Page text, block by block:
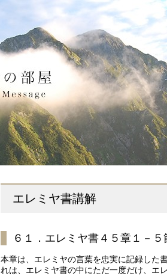
エレミヤ書講解
６１．エレミヤ書４５章１－５
本章は、エレミヤの言葉を忠実に記録した
れは、エレミヤ書の中にただ一度だけ、エ